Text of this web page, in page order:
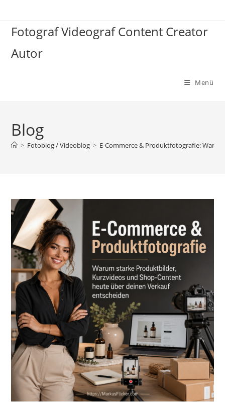
springen
Fotograf Videograf Content Creator
Autor
Menü
Blog
> Fotoblog / Videoblog > E-Commerce & Produktfotografie: